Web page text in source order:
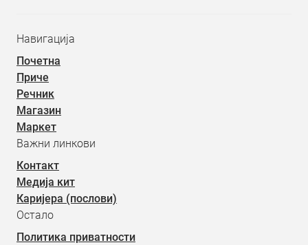
Навигација
Почетна
Приче
Речник
Магазин
Маркет
Важни линкови
Контакт
Медија кит
Каријера (послови)
Остало
Политика приватности